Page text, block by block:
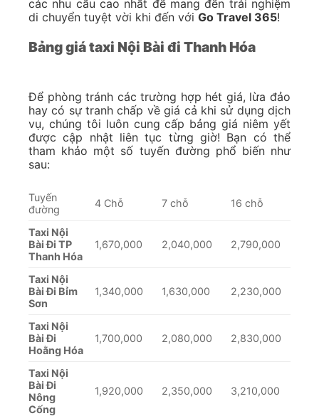
các nhu cầu cao nhất để mang đến trải nghiệm
di chuyển tuyệt vời khi đến với Go Travel 365!
Bảng giá taxi Nội Bài đi Thanh Hóa
Để phòng tránh các trường hợp hét giá, lừa đảo
hay có sự tranh chấp về giá cả khi sử dụng dịch
vụ, chúng tôi luôn cung cấp bảng giá niêm yết
được cập nhật liên tục từng giờ! Bạn có thể
tham khảo một số tuyến đường phổ biến như
sau:
Tuyến
đường
4 Chỗ 7 chỗ 16 chỗ
Taxi Nội
Bài Đi TP
Thanh Hóa
1,670,000 2,040,000 2,790,000
Taxi Nội
Bài Đi Bỉm
Sơn
1,340,000 1,630,000 2,230,000
Taxi Nội
Bài Đi
Hoằng Hóa
1,700,000 2,080,000 2,830,000
Taxi Nội
Bài Đi
Nông
Cống
1,920,000 2,350,000 3,210,000